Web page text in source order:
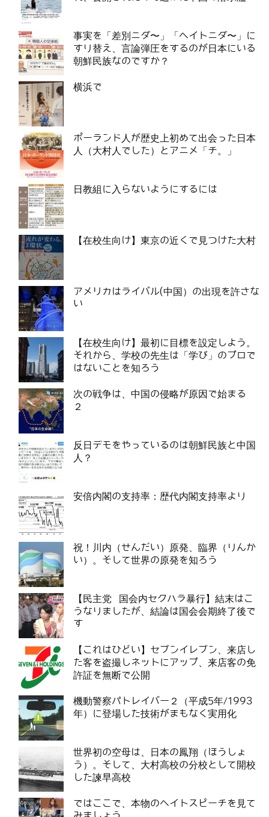
事実を「差別ニダ〜」「ヘイトニダ〜」に
すり替え、言論弾圧をするのが日本にいる
朝鮮民族なのですか？
横浜で
ポーランド人が歴史上初めて出会った日本
人（大村人でした）とアニメ「チ。」
日教組に入らないようにするには
【在校生向け】東京の近くで見つけた大村
アメリカはライバル(中国）の出現を許さな
い
【在校生向け】最初に目標を設定しよう。
それから、学校の先生は「学び」のプロで
はないことを知ろう
次の戦争は、中国の侵略が原因で始まる
２
反日デモをやっているのは朝鮮民族と中国
人？
安倍内閣の支持率：歴代内閣支持率より
祝！川内（せんだい）原発、臨界（りんか
い）。そして世界の原発を知ろう
【民主党 国会内セクハラ暴行】結末はこ
うなりましたが、結論は国会会期終了後で
す
【これはひどい】セブンイレブン、来店し
た客を盗撮しネットにアップ、来店客の免
許証を無断で公開
機動警察パトレイバー２（平成5年/1993
年）に登場した技術がまもなく実用化
世界初の空母は、日本の鳳翔（ほうしょ
う）。そして、大村高校の分校として開校
した諫早高校
ではここで、本物のヘイトスピーチを見て